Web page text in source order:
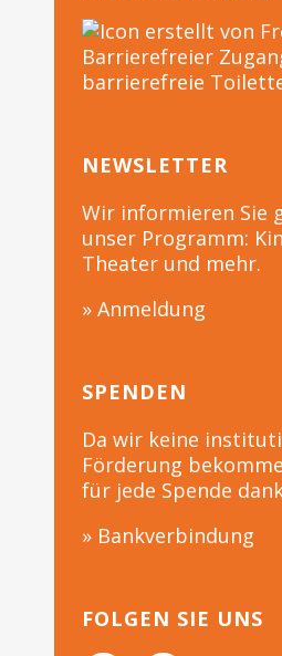
Barrierefreier
barrierefreie
NEWSLETTER
Wir informieren Sie
unser Programm:
Theater und mehr.
» Anmeldung
SPENDEN
Da wir keine
Förderung
für jede Spende
» Bankverbindung
FOLGEN SIE UNS